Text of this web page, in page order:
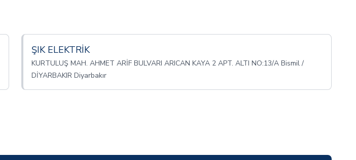
ŞIK ELEKTRİK
KURTULUŞ MAH. AHMET ARİF BULVARI ARICAN KAYA 2 APT. ALTI NO:13/A Bismil /
DİYARBAKIR Diyarbakır